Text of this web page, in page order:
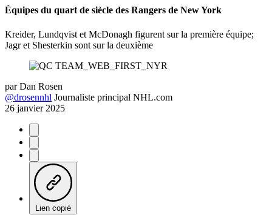
Équipes du quart de siècle des Rangers de New York
Kreider, Lundqvist et McDonagh figurent sur la première équipe;
Jagr et Shesterkin sont sur la deuxième
par Dan Rosen
@drosennhl Journaliste principal NHL.com
26 janvier 2025
Lien copié